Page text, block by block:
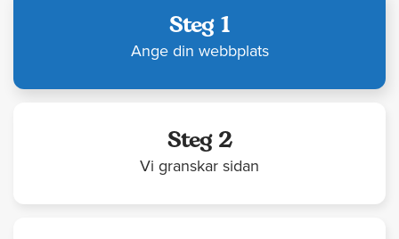
Steg 1
Ange din webbplats
Steg 2
Vi granskar sidan